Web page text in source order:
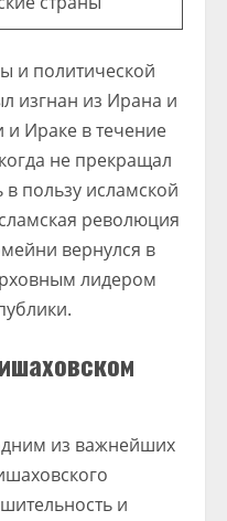
и политической
изгнан из Ирана и
и Ираке в течение
не прекращал
пользу исламской
революция
вернулся в
лидером
из важнейших
и